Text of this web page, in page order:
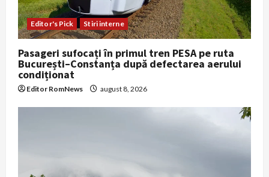
Editor's Pick Stiri interne
Pasageri sufocați în primul tren PESA pe ruta
București–Constanța după defectarea aerului
condiționat
Editor RomNews august 8, 2026